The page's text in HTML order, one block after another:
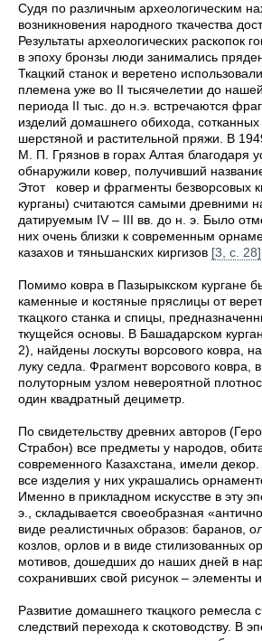
Судя по различным археологическим
возникновения народного ткачества
Результаты археологических раскопок
в эпоху бронзы люди занимались
Ткацкий станок и веретено
племена уже во II тысячелетии до
периода II тыс. до н.э. встречаются
изделий домашнего обихода, сотканных
шерстяной и растительной пряжи. В
М. П. Грязнов в горах Алтая благодаря
обнаружили ковер, получивший
Этот ковер и фрагменты безворсовых
курганы) считаются самыми древними
датируемым IV – III вв. до н. э. Было
них очень близки к современным
казахов и тяньшанских киргизов [3, с. 28]
Помимо ковра в Пазырыкском кургане
каменные и костяные пряслицы от
ткацкого станка и спицы,
ткущейся основы. В Башадарском
2), найдены лоскуты ворсового ковра,
луку седла. Фрагмент ворсового ковра,
полуторным узлом невероятной
один квадратный дециметр.
По свидетельству древних авторов
Страбон) все предметы у народов,
современного Казахстана, имели
все изделия у них украшались
Именно в прикладном искусстве в эту
э., складывается своеобразная
виде реалистичных образов: баранов,
козлов, орлов и в виде стилизованных
мотивов, дошедших до наших дней в
сохранивших свой рисунок – элементы
Развитие домашнего ткацкого ремесла
следствий перехода к скотоводству. В